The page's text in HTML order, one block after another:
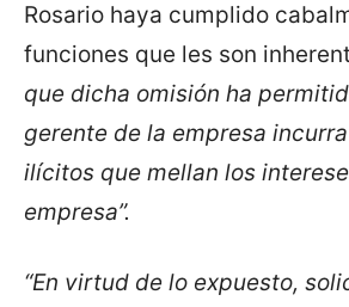
Rosario haya cumplido
funciones que les son
que dicha omisión ha
gerente de la empresa
ilícitos que mellan los
empresa”.
“En virtud de lo expuesto,